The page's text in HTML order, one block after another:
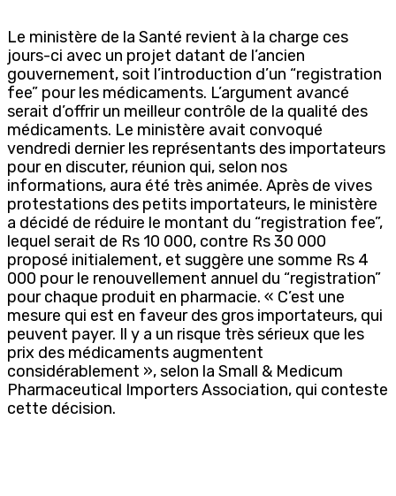
Le ministère de la Santé revient à la charge ces
jours-ci avec un projet datant de l’ancien
gouvernement, soit l’introduction d’un “registration
fee” pour les médicaments. L’argument avancé
serait d’offrir un meilleur contrôle de la qualité des
médicaments. Le ministère avait convoqué
vendredi dernier les représentants des importateurs
pour en discuter, réunion qui, selon nos
informations, aura été très animée. Après de vives
protestations des petits importateurs, le ministère
a décidé de réduire le montant du “registration fee”,
lequel serait de Rs 10 000, contre Rs 30 000
proposé initialement, et suggère une somme Rs 4
000 pour le renouvellement annuel du “registration”
pour chaque produit en pharmacie. « C’est une
mesure qui est en faveur des gros importateurs, qui
peuvent payer. Il y a un risque très sérieux que les
prix des médicaments augmentent
considérablement », selon la Small & Medicum
Pharmaceutical Importers Association, qui conteste
cette décision.